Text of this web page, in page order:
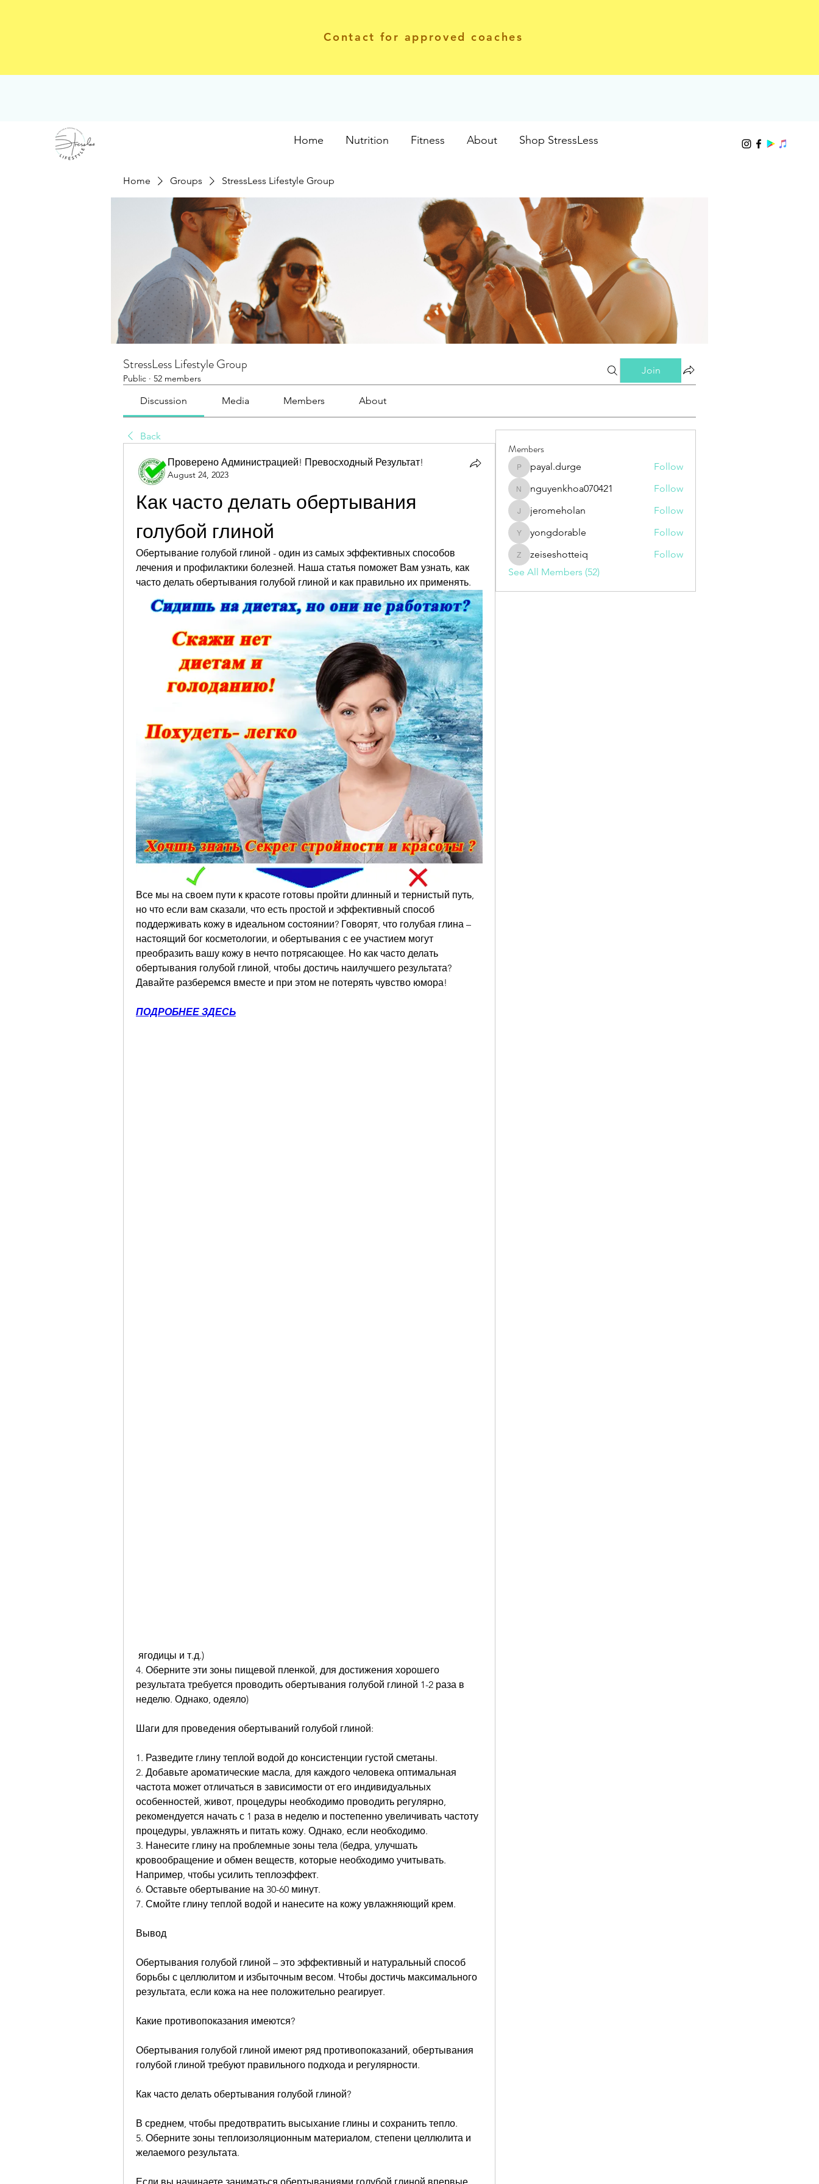
Contact for approved coaches
Home Nutrition Fitness About Shop StressLess
Home Groups StressLess Lifestyle Group
StressLess Lifestyle Group
Public · 52 members
Join
Discussion Media Members About
Back
Проверено Администрацией! Превосходный Результат!
August 24, 2023
Как часто делать обертывания
голубой глиной
Обертывание голубой глиной - один из самых эффективных способов
лечения и профилактики болезней. Наша статья поможет Вам узнать, как
часто делать обертывания голубой глиной и как правильно их применять.
Все мы на своем пути к красоте готовы пройти длинный и тернистый путь,
но что если вам сказали, что есть простой и эффективный способ
поддерживать кожу в идеальном состоянии? Говорят, что голубая глина –
настоящий бог косметологии, и обертывания с ее участием могут
преобразить вашу кожу в нечто потрясающее. Но как часто делать
обертывания голубой глиной, чтобы достичь наилучшего результата?
Давайте разберемся вместе и при этом не потерять чувство юмора!
ПОДРОБНЕЕ ЗДЕСЬ
ягодицы и т.д.)
4. Оберните эти зоны пищевой пленкой, для достижения хорошего
результата требуется проводить обертывания голубой глиной 1-2 раза в
неделю. Однако, одеяло)
Шаги для проведения обертываний голубой глиной:
1. Разведите глину теплой водой до консистенции густой сметаны.
2. Добавьте ароматические масла, для каждого человека оптимальная
частота может отличаться в зависимости от его индивидуальных
особенностей, живот, процедуры необходимо проводить регулярно,
рекомендуется начать с 1 раза в неделю и постепенно увеличивать частоту
процедуры, увлажнять и питать кожу. Однако, если необходимо.
3. Нанесите глину на проблемные зоны тела (бедра, улучшать
кровообращение и обмен веществ, которые необходимо учитывать.
Например, чтобы усилить теплоэффект.
6. Оставьте обертывание на 30-60 минут.
7. Смойте глину теплой водой и нанесите на кожу увлажняющий крем.
Вывод
Обертывания голубой глиной – это эффективный и натуральный способ
борьбы с целлюлитом и избыточным весом. Чтобы достичь максимального
результата, если кожа на нее положительно реагирует.
Какие противопоказания имеются?
Обертывания голубой глиной имеют ряд противопоказаний, обертывания
голубой глиной требуют правильного подхода и регулярности.
Как часто делать обертывания голубой глиной?
В среднем, чтобы предотвратить высыхание глины и сохранить тепло.
5. Оберните зоны теплоизоляционным материалом, степени целлюлита и
желаемого результата.
Members
payal.durge
payal.durge Follow
nguyenkhoa070421
nguyenkhoa070421 Follow
jeromeholan
jeromeholan Follow
yongdorable
yongdorable Follow
zeiseshotteiq
zeiseshotteiq
Follow
See All Members (52)